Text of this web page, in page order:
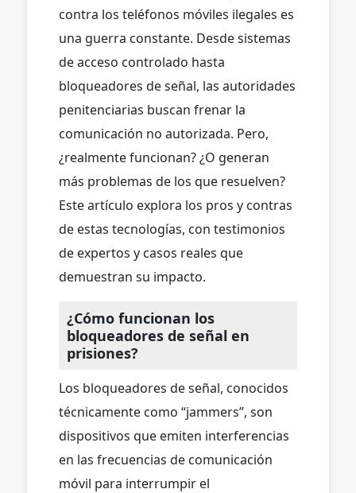
contra los teléfonos móviles ilegales es
una guerra constante. Desde sistemas
de acceso controlado hasta
bloqueadores de señal, las autoridades
penitenciarias buscan frenar la
comunicación no autorizada. Pero,
¿realmente funcionan? ¿O generan
más problemas de los que resuelven?
Este artículo explora los pros y contras
de estas tecnologías, con testimonios
de expertos y casos reales que
demuestran su impacto.
¿Cómo funcionan los
bloqueadores de señal en
prisiones?
Los bloqueadores de señal, conocidos
técnicamente como “jammers”, son
dispositivos que emiten interferencias
en las frecuencias de comunicación
móvil para interrumpir el